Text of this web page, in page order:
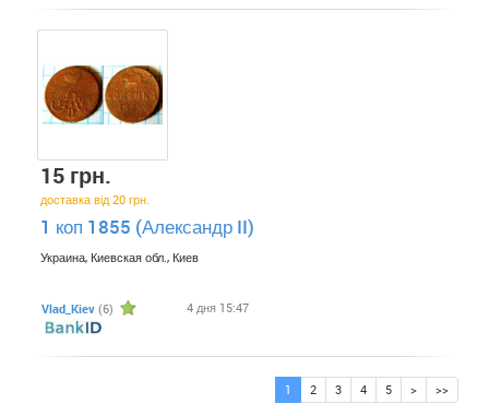
15 грн.
доставка від 20 грн.
1 коп 1855 (Александр II)
Украина, Киевская обл., Киев
Vlad_Kiev (6) 4 дня 15:47
1 2 3 4 5 > >>